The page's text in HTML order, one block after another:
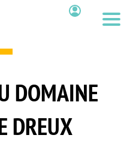
DOMAINE
DREUX